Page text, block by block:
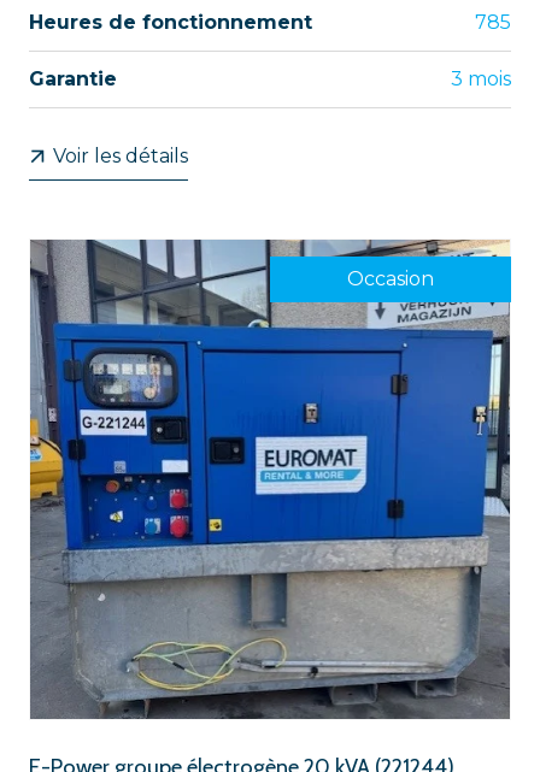
Heures de fonctionnement 785
Garantie 3 mois
Voir les détails
Occasion